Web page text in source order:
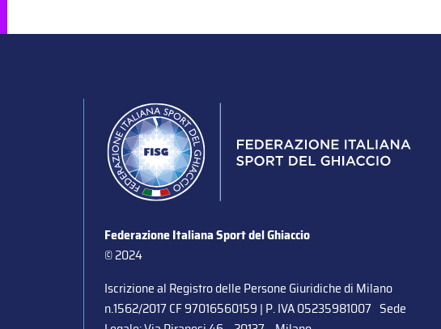
Federazione Italiana Sport del Ghiaccio
© 2024
Iscrizione al Registro delle Persone Giuridiche di Milano
n.1562/2017 CF 97016560159 | P. IVA 05235981007 Sede